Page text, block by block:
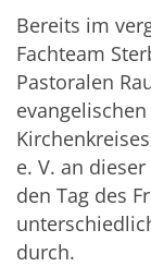
Bereits im
Fachteam
Pastoralen
e. V. an
den Tag des
durch.